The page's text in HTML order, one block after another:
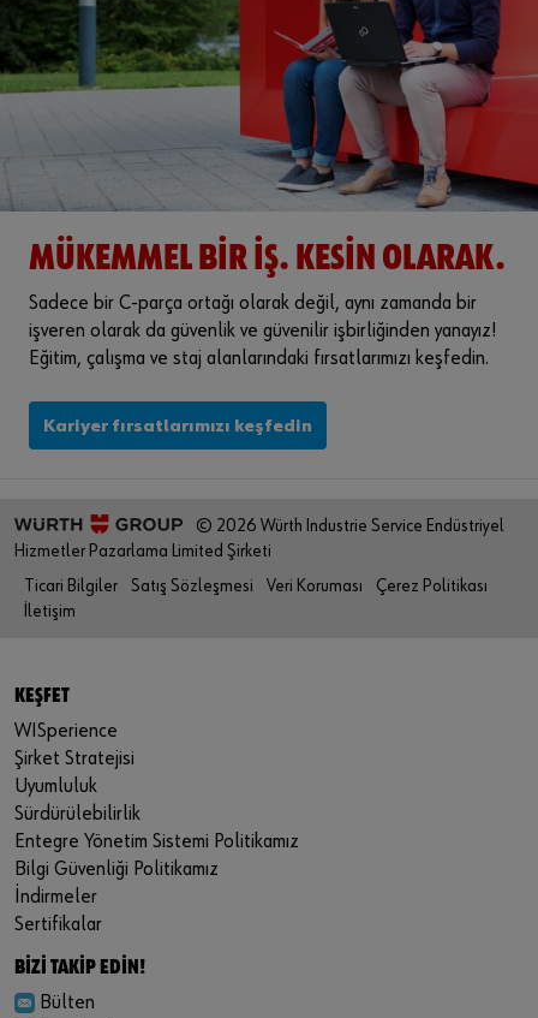
MÜKEMMEL BIR IŞ. KESIN OLARAK.
Sadece bir C-parça ortağı olarak değil, aynı zamanda bir
işveren olarak da güvenlik ve güvenilir işbirliğinden yanayız!
Eğitim, çalışma ve staj alanlarındaki fırsatlarımızı keşfedin.
Kariyer fırsatlarımızı keşfedin
© 2026 Würth Industrie Service Endüstriyel
Hizmetler Pazarlama Limited Şirketi
Ticari Bilgiler
Satış Sözleşmesi Veri Koruması
Çerez Politikası
İletişim
KEŞFET
WISperience
Şirket Stratejisi
Uyumluluk
Sürdürülebilirlik
Entegre Yönetim Sistemi Politikamız
Bilgi Güvenliği Politikamız
İndirmeler
Sertifikalar
BİZİ TAKİP EDİN!
Bülten